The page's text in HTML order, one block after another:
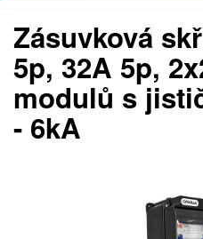
Zásuvková
5p, 32A 5p,
modulů s
- 6kA